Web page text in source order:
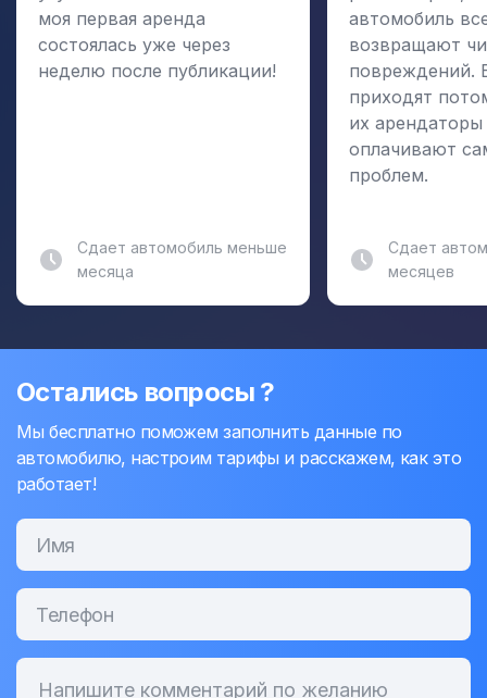
моя первая аренда
состоялась уже через
неделю после публикации!
Сдает автомобиль меньше
месяца
автомобиль
возвращают
повреждений.
приходят
их арендаторы
оплачивают
проблем.
Сдает
месяцев
Остались вопросы ?
Мы бесплатно поможем заполнить данные по
автомобилю, настроим тарифы и расскажем, как это
работает!